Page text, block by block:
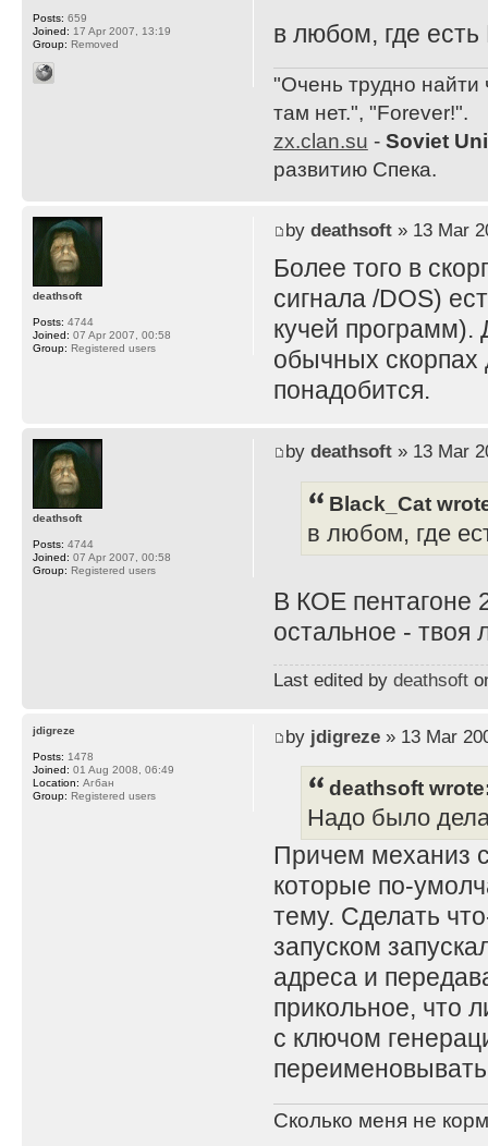
в любом, где
"Очень трудно найти
там нет.", "Forever!".
zx.clan.su - Soviet
развитию Спека.
Posts: 659
Joined: 17 Apr 2007, 13:19
Group: Removed
by deathsoft» 13 Mar
Более того в
сигнала /DOS)
кучей программ).
обычных скорпах
понадобится.
deathsoft
Posts: 4744
Joined: 07 Apr 2007, 00:58
Group: Registered users
by deathsoft» 13 Mar
Black_Cat
в любом, где
В КОЕ пентагоне
остальное - твоя
Last edited by deathsoft
deathsoft
Posts: 4744
Joined: 07 Apr 2007, 00:58
Group: Registered users
by jdigreze» 13 Mar
deathsoft
Надо было
Причем механиз
которые по-
тему. Сделать
запуском
адреса и
прикольное, что
с ключом
Сколько меня не
jdigreze
Posts: 1478
Joined: 01 Aug 2008, 06:49
Location: Агбан
Group: Registered users